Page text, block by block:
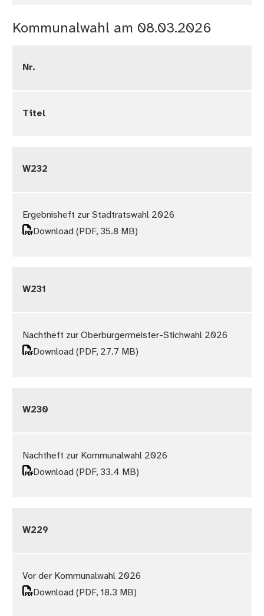
Kommunalwahl am 08.03.2026
Nr.
Titel
W232
Ergebnisheft zur Stadtratswahl 2026
Download(PDF, 35.8 MB)
W231
Nachtheft zur Oberbürgermeister-Stichwahl 2026
Download(PDF, 27.7 MB)
W230
Nachtheft zur Kommunalwahl 2026
Download(PDF, 33.4 MB)
W229
Vor der Kommunalwahl 2026
Download(PDF, 18.3 MB)